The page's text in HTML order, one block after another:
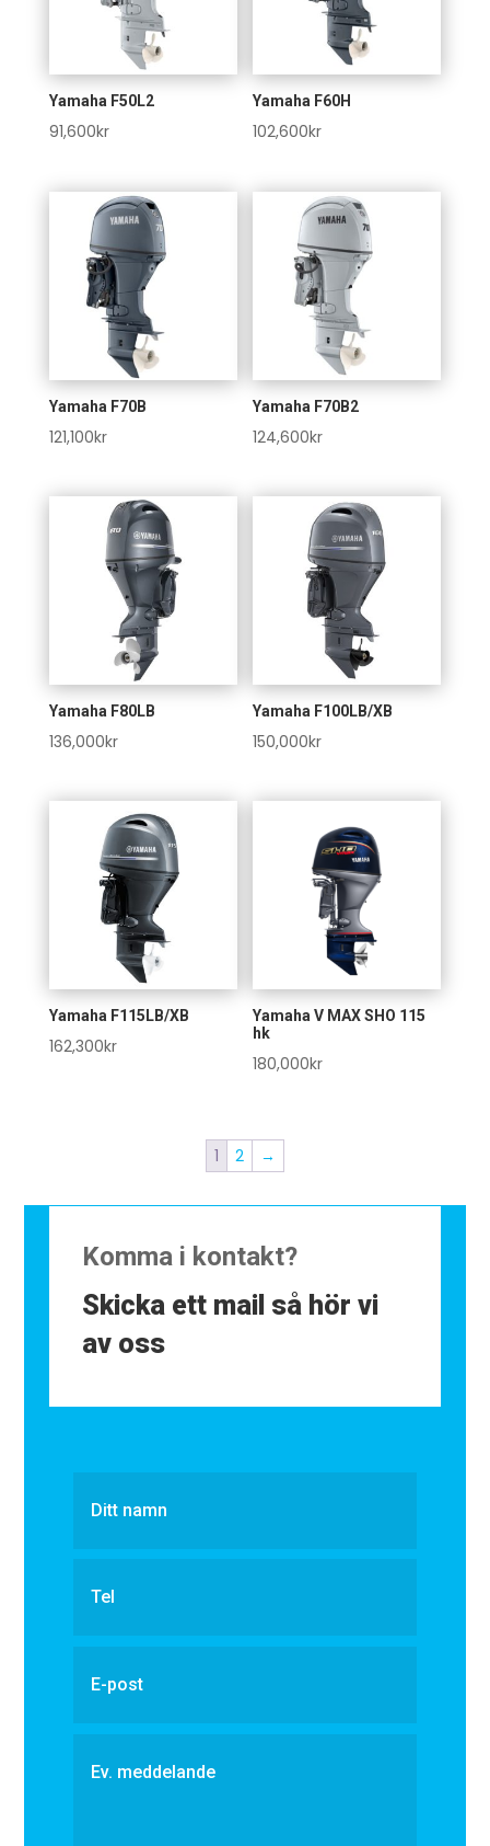
Yamaha F50L2
91,600kr
Yamaha F60H
102,600kr
Yamaha F70B
121,100kr
Yamaha F70B2
124,600kr
Yamaha F80LB
136,000kr
Yamaha F100LB/XB
150,000kr
Yamaha F115LB/XB
162,300kr
Yamaha V MAX SHO 115
hk
180,000kr
1 2 →
Komma i kontakt?
Skicka ett mail så hör vi
av oss